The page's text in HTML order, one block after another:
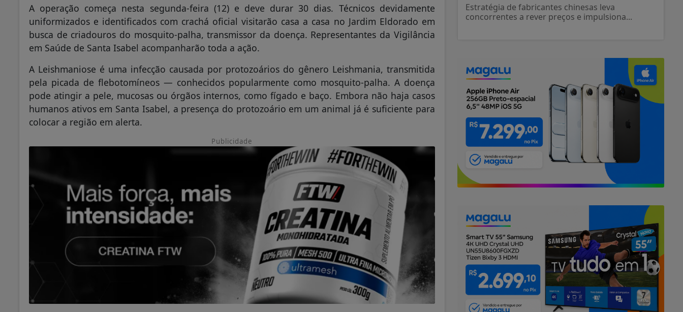
A operação começa nesta segunda-feira (12) e deve durar 30 dias. Técnicos devidamente
uniformizados e identificados com crachá oficial visitarão casa a casa no Jardim Eldorado em
busca de criadouros do mosquito-palha, transmissor da doença. Representantes da Vigilância
em Saúde de Santa Isabel acompanharão toda a ação.
A Leishmaniose é uma infecção causada por protozoários do gênero Leishmania, transmitida
pela picada de flebotomíneos — conhecidos popularmente como mosquito-palha. A doença
pode atingir a pele, mucosas ou órgãos internos, como fígado e baço. Embora não haja casos
humanos ativos em Santa Isabel, a presença do protozoário em um animal já é suficiente para
colocar a região em alerta.
Publicidade
Estratégia de fabricantes chinesas leva
concorrentes a rever preços e impulsiona...